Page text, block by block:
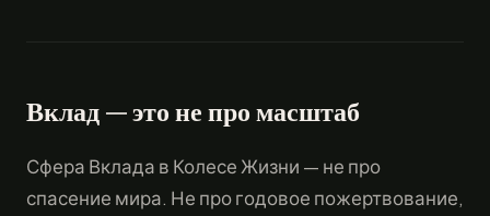
Вклад — это не про масштаб
Сфера Вклада в Колесе Жизни — не про
спасение мира. Не про годовое пожертвование,